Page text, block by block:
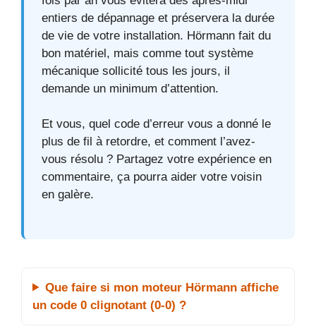
entiers de dépannage et préservera la durée
de vie de votre installation. Hörmann fait du
bon matériel, mais comme tout système
mécanique sollicité tous les jours, il
demande un minimum d’attention.
Et vous, quel code d’erreur vous a donné le
plus de fil à retordre, et comment l’avez-
vous résolu ? Partagez votre expérience en
commentaire, ça pourra aider votre voisin
en galère.
Que faire si mon moteur Hörmann affiche
un code 0 clignotant (0-0) ?